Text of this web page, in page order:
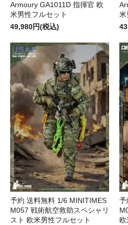
Armoury GA1011D 指揮官 欧
米男性フルセット
49,980円(税込)
米
予約 送料無料 1/6 MINITIMES
M057 戦術航空救助スペシャリ
スト 欧米男性フルセット
予
欧